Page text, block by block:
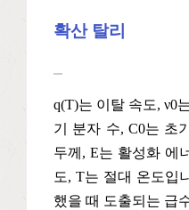
확산 탈리
q(T)는 이탈 속도, ν0
기 분자 수, C0는 초
두께, E는 활성화 에
도, T는 절대 온도입
했을 때 도출되는 급